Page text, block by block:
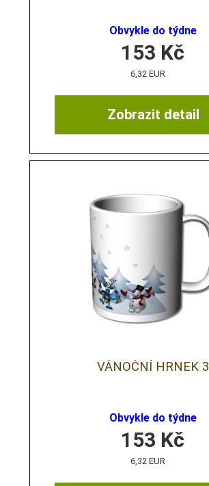
Obvykle do týdne
Zobrazit detail
153 Kč
6,32 EUR
VÁNOČNÍ HRNEK 3
Obvykle do týdne
153 Kč
6,32 EUR